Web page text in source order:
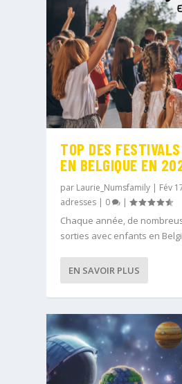
TOP DES
EN BELGIQUE EN
par Laurie_Numsfamily | Fév
adresses | 0 |
Chaque année, de
sorties avec enfants en
EN SAVOIR PLUS